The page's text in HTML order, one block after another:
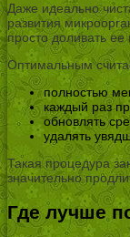
Даже идеально
развития
просто доливать
Оптимальным
полностью
каждый раз
обновлять
удалять
Такая процедура
значительно
Где лучше